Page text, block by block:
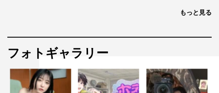
＃ババババンビ 池田メルダ（撮影：前田立）
◆10月には2週連続の地上波での冠番組放送、さらに＃バ
バババンビメンバーが今月はたくさんの雑誌に登場するそ
うですね。
もっと見る
フォトギャラリー